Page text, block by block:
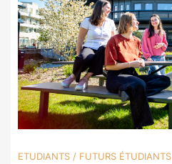
ETUDIANTS / FUTURS ÉTUDIANTS